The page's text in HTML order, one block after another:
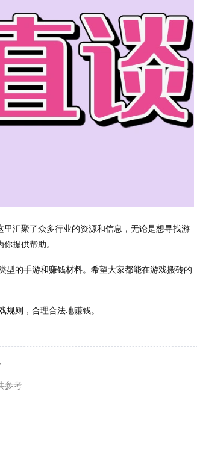
汇聚了众多行业的资源和信息，无论是想寻找游
提供帮助。
型的手游和赚钱材料。希望大家都能在游戏搬砖的
则，合理合法地赚钱。
参考